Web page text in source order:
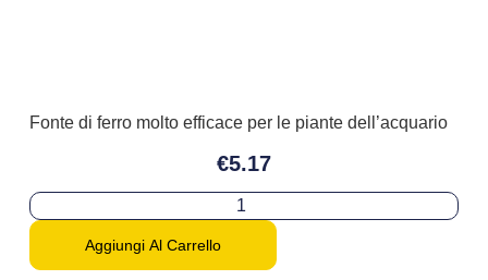
Fonte di ferro molto efficace per le piante dell’acquario
€5.17
Aggiungi Al Carrello